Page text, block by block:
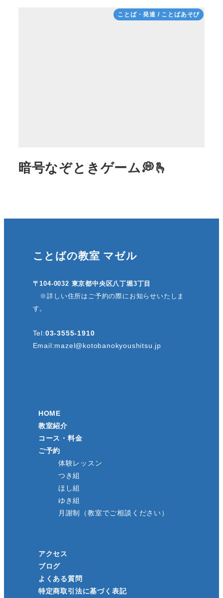
ことば・発達 / ことばあそび
暗号なぞときゲーム💭🫰
ことばの教室 マゼル
〒104-0032 東京都中央区八丁堀3丁目
※詳しい住所はご予約の際にお知らせいたしま
す。
Tel:03-3555-1910
Email:mazel@kotobanokyoushitsu.jp
HOME
教室紹介
コース・料金
ご予約
体験レッスン
つき組
ほし組
ゆき組
月謝制（教室でご相談ください）
アクセス
ブログ
よくある質問
特定商取引法に基づく表記